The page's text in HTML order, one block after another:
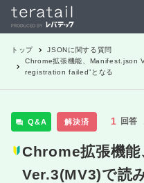
トップ JSONに関する質問
Chrome拡張機能、Manifest.json
registration failed”となる
Q&A 解決済 1 回答
Chrome拡張機
Ver.3(MV3)で読